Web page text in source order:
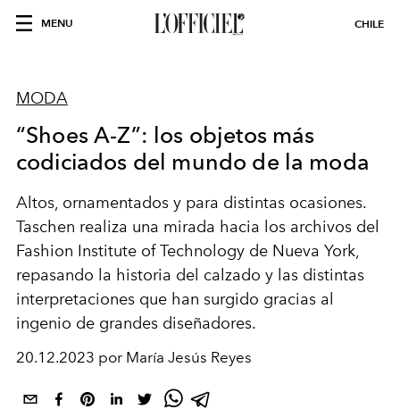
MENU CHILE
MODA
“Shoes A-Z”: los objetos más
codiciados del mundo de la moda
Altos, ornamentados y para distintas ocasiones.
Taschen realiza una mirada hacia los archivos del
Fashion Institute of Technology de Nueva York,
repasando la historia del calzado y las distintas
interpretaciones que han surgido gracias al
ingenio de grandes diseñadores.
20.12.2023 por María Jesús Reyes